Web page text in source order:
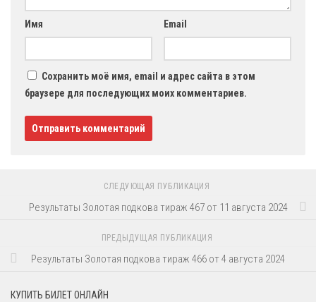
Имя Email
Сохранить моё имя, email и адрес сайта в этом
браузере для последующих моих комментариев.
СЛЕДУЮЩАЯ ПУБЛИКАЦИЯ
Результаты Золотая подкова тираж 467 от 11 августа 2024
ПРЕДЫДУЩАЯ ПУБЛИКАЦИЯ
Результаты Золотая подкова тираж 466 от 4 августа 2024
КУПИТЬ БИЛЕТ ОНЛАЙН